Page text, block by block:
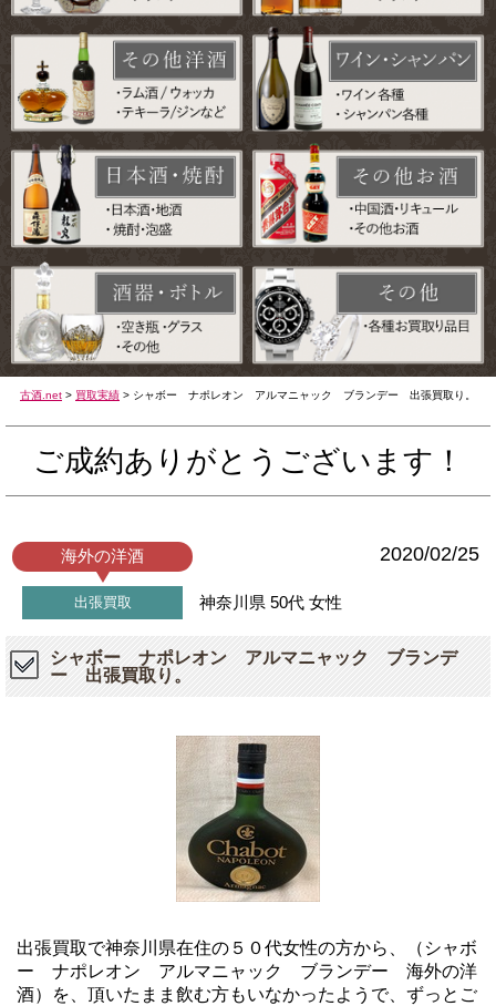
古酒.net > 買取実績 > シャボー ナポレオン アルマニャック ブランデー 出張買取り。
ご成約ありがとうございます！
海外の洋酒 2020/02/25
出張買取 神奈川県 50代 女性
シャボー ナポレオン アルマニャック ブランデ
ー 出張買取り。
出張買取で神奈川県在住の５０代女性の方から、（シャボ
ー ナポレオン アルマニャック ブランデー 海外の洋
酒）を、頂いたまま飲む方もいなかったようで、ずっとご